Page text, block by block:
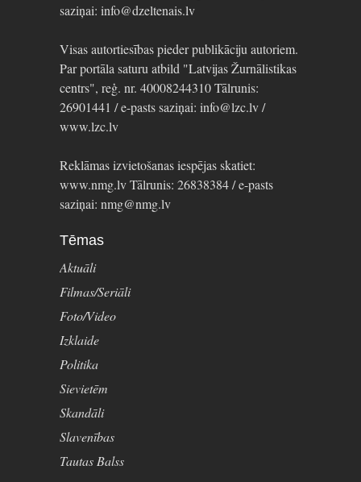
saziņai: info@dzeltenais.lv
Visas autortiesības pieder publikāciju autoriem.
Par portāla saturu atbild "Latvijas Žurnālistikas
centrs", reģ. nr. 40008244310 Tālrunis:
26901441 / e-pasts saziņai: info@lzc.lv /
www.lzc.lv
Reklāmas izvietošanas iespējas skatiet:
www.nmg.lv Tālrunis: 26838384 / e-pasts
saziņai: nmg@nmg.lv
Tēmas
Aktuāli
Filmas/Seriāli
Foto/Video
Izklaide
Politika
Sievietēm
Skandāli
Slavenības
Tautas Balss